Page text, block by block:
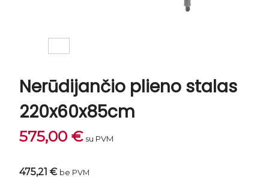
Nerūdijančio plieno stalas
220x60x85cm
575,00 € su PVM
475,21 € be PVM